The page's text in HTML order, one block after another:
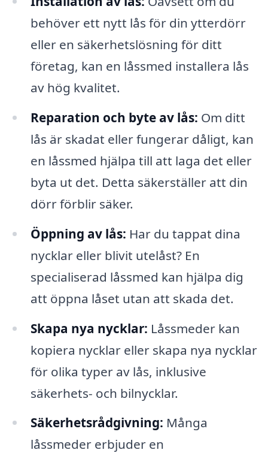
behöver ett nytt lås för din ytterdörr
eller en säkerhetslösning för ditt
företag, kan en låssmed installera lås
av hög kvalitet.
Reparation och byte av lås: Om ditt
lås är skadat eller fungerar dåligt, kan
en låssmed hjälpa till att laga det eller
byta ut det. Detta säkerställer att din
dörr förblir säker.
Öppning av lås: Har du tappat dina
nycklar eller blivit utelåst? En
specialiserad låssmed kan hjälpa dig
att öppna låset utan att skada det.
Skapa nya nycklar: Låssmeder kan
kopiera nycklar eller skapa nya nycklar
för olika typer av lås, inklusive
säkerhets- och bilnycklar.
Säkerhetsrådgivning: Många
låssmeder erbjuder en